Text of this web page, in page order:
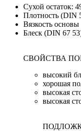
Сухой остаток:
Плотность (DIN
Вязкость
Блеск (DIN 67
СВОЙСТВА
высокий
хорошая
высокая
высокая